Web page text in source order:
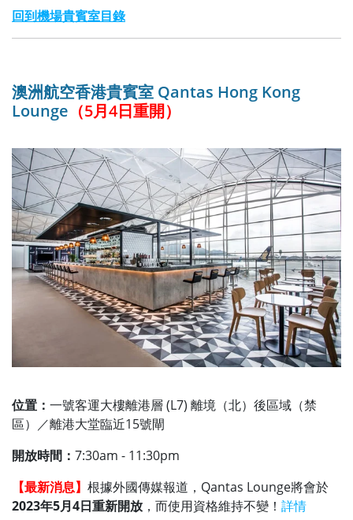
回到機場貴賓室目錄
澳洲航空香港貴賓室 Qantas Hong Kong
Lounge （5月4日重開）
位置： 一號客運大樓離港層 (L7) 離境（北）後區域（禁
區）／離港大堂臨近15號閘
開放時間： 7:30am - 11:30pm
【最新消息】 根據外國傳媒報道，Qantas Lounge將會於
2023年5月4日重新開放 ，而使用資格維持不變！ 詳情